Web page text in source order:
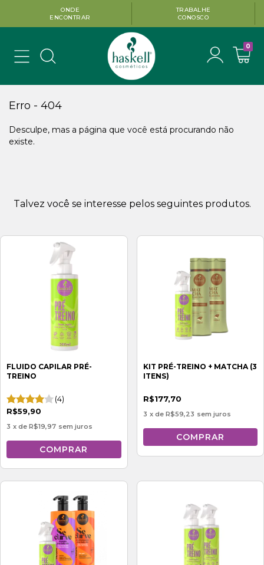
A PARTIR DE R$199
0
Erro - 404
Desculpe, mas a página que você está procurando não
existe.
Talvez você se interesse pelos seguintes produtos.
FLUIDO CAPILAR PRÉ-
TREINO
(4)
R$59,90
3 x de R$19,97 sem juros
KIT PRÉ-TREINO + MATCHA (3
ITENS)
R$177,70
3 x de R$59,23 sem juros